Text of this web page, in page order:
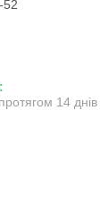
52
14 днів